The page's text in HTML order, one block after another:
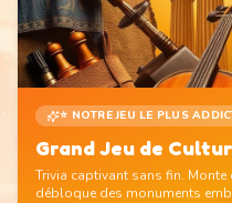
⭐ NOTRE JEU LE PLUS
Grand Jeu de
Trivia captivant sans fin. Monte
débloque des monuments